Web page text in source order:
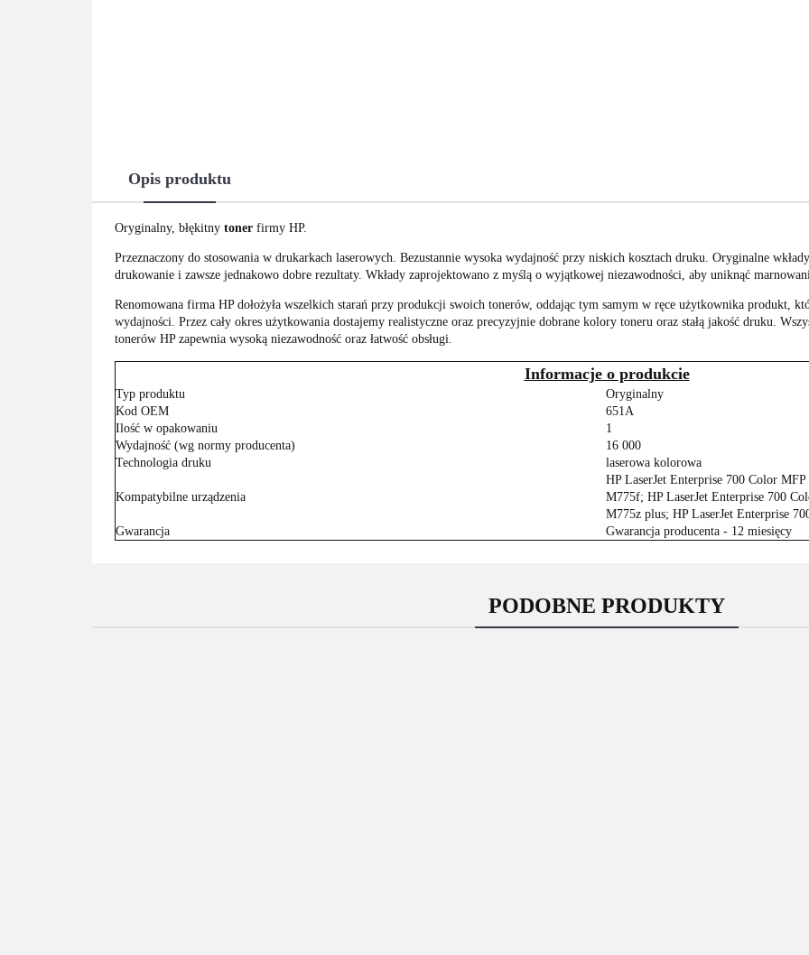
Opis produktu
Oryginalny, błękitny toner firmy HP.
Przeznaczony do stosowania w drukarkach laserowych. Bezustannie wysoka wydajność przy niskich kosztach druku. Oryginalne
drukowanie i zawsze jednakowo dobre rezultaty. Wkłady zaprojektowano z myślą o wyjątkowej niezawodności, aby uniknąć
Renomowana firma HP dołożyła wszelkich starań przy produkcji swoich tonerów, oddając tym samym w ręce użytkownika produkt,
wydajności. Przez cały okres użytkowania dostajemy realistyczne oraz precyzyjnie dobrane kolory toneru oraz stałą jakość druku.
tonerów HP zapewnia wysoką niezawodność oraz łatwość obsługi.
Informacje o produkcie
Typ produktu
Oryginalny
Kod OEM
651A
Ilość w opakowaniu
1
Wydajność (wg normy producenta)
16 000
Technologia druku
laserowa kolorowa
Kompatybilne urządzenia
HP LaserJet Enterprise 700 Color
M775f; HP LaserJet Enterprise 700
M775z plus; HP LaserJet Enterprise
Gwarancja
Gwarancja producenta - 12 miesięcy
PODOBNE PRODUKTY